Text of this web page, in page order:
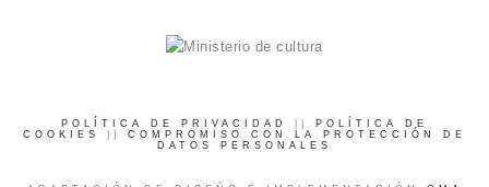
POLÍTICA DE PRIVACIDAD
POLÍTICA DE
COOKIES
COMPROMISO CON LA PROTECCIÓN DE
DATOS PERSONALES